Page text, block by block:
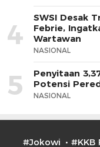
4
SWSI Desak
Febrie,
Wartawan
NASIONAL
5
Penyitaan
Potensi
NASIONAL
#Jokowi #KKB